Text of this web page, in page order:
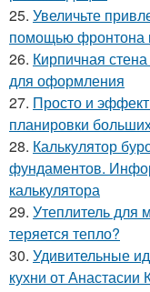
25. Увеличьте
помощью фронтона
26. Кирпичная
для оформления
27. Просто и
планировки
28. Калькулятор
фундаментов.
калькулятора
29. Утеплитель для
теряется тепло?
30. Удивительные
кухни от Анастасии